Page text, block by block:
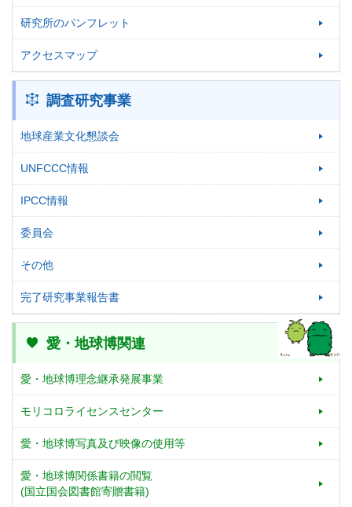
研究所のパンフレット
アクセスマップ
調査研究事業
地球産業文化懇談会
UNFCCC情報
IPCC情報
委員会
その他
完了研究事業報告書
愛・地球博関連
愛・地球博理念継承発展事業
モリコロライセンスセンター
愛・地球博写真及び映像の使用等
愛・地球博関係書籍の閲覧
(国立国会図書館寄贈書籍)